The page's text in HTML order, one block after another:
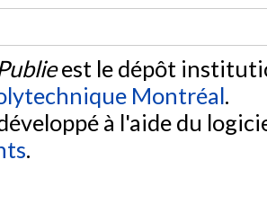
est le dépôt
Montréal.
à l'aide du
.